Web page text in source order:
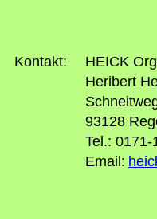
Kontakt:
HEICK
Heribert
93128
Tel.: 0171-
Email: